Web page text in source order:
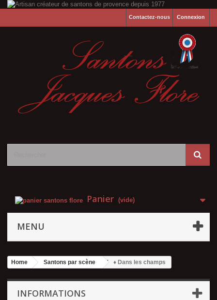
Connexion
Contactez-nous
Panier (vide)
MENU
Home Santons par scène ♦ Dans les champs
INFORMATIONS